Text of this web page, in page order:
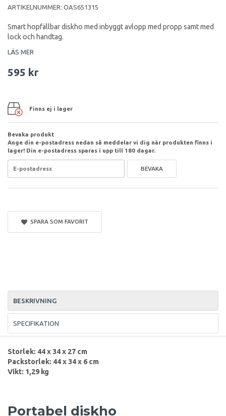
ARTIKELNUMMER: OAS651315
Smart hopfällbar diskho med inbyggt avlopp med propp samt med
lock och handtag.
LÄS MER
595 kr
Finns ej i lager
Bevaka produkt
Ange din e-postadress nedan så meddelar vi dig när produkten finns i
lager! Din e-postadress sparas i upp till 180 dagar.
BEVAKA
SPARA SOM FAVORIT
BESKRIVNING
SPECIFIKATION
Storlek: 44 x 34 x 27 cm
Packstorlek: 44 x 34 x 6 cm
Vikt: 1,29 kg
Portabel diskho